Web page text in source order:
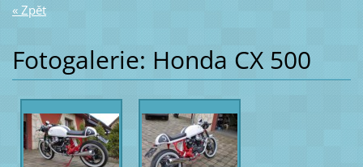
« Zpět
Fotogalerie: Honda CX 500